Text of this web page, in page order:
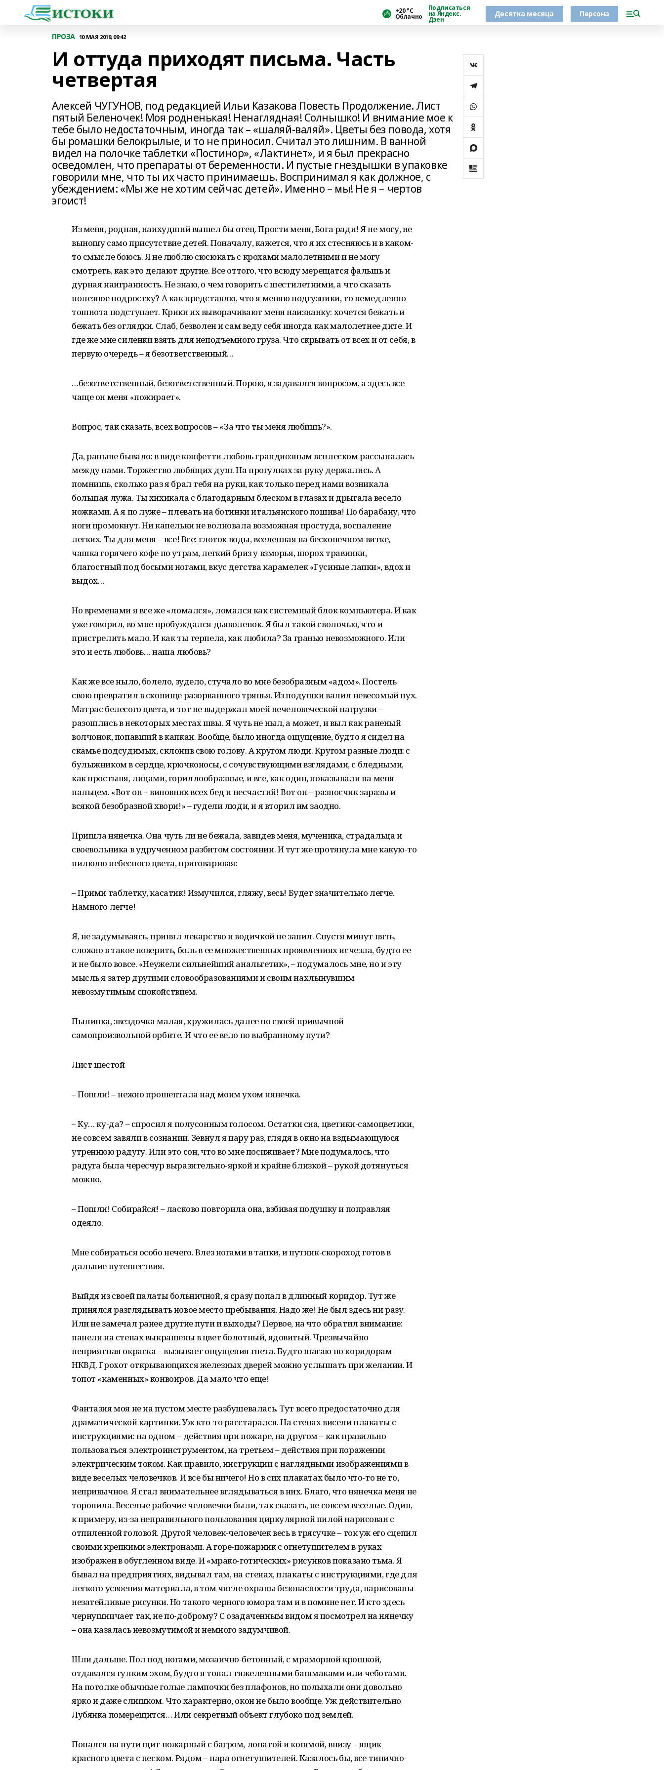
+20 °С
Облачно
Подписаться
на Яндекс.
Дзен
Десятка месяца Персона
ПРОЗА 10 МАЯ 2019, 09:42
И оттуда приходят письма. Часть
четвертая
Алексей ЧУГУНОВ, под редакцией Ильи Казакова Повесть Продолжение. Лист
пятый Беленочек! Моя родненькая! Ненаглядная! Солнышко! И внимание мое к
тебе было недостаточным, иногда так – «шаляй-валяй». Цветы без повода, хотя
бы ромашки белокрылые, и то не приносил. Считал это лишним. В ванной
видел на полочке таблетки «Постинор», «Лактинет», и я был прекрасно
осведомлен, что препараты от беременности. И пустые гнездышки в упаковке
говорили мне, что ты их часто принимаешь. Воспринимал я как должное, с
убеждением: «Мы же не хотим сейчас детей». Именно – мы! Не я – чертов
эгоист!
Из меня, родная, наихудший вышел бы отец. Прости меня, Бога ради! Я не могу, не
выношу само присутствие детей. Поначалу, кажется, что я их стесняюсь и в каком-
то смысле боюсь. Я не люблю сюсюкать с крохами малолетними и не могу
смотреть, как это делают другие. Все оттого, что всюду мерещатся фальшь и
дурная наигранность. Не знаю, о чем говорить с шестилетними, а что сказать
полезное подростку? А как представлю, что я меняю подгузники, то немедленно
тошнота подступает. Крики их выворачивают меня наизнанку: хочется бежать и
бежать без оглядки. Слаб, безволен и сам веду себя иногда как малолетнее дите. И
где же мне силенки взять для неподъемного груза. Что скрывать от всех и от себя, в
первую очередь – я безответственный…
…безответственный, безответственный. Порою, я задавался вопросом, а здесь все
чаще он меня «пожирает».
Вопрос, так сказать, всех вопросов – «За что ты меня любишь?».
Да, раньше бывало: в виде конфетти любовь грандиозным всплеском рассыпалась
между нами. Торжество любящих душ. На прогулках за руку держались. А
помнишь, сколько раз я брал тебя на руки, как только перед нами возникала
большая лужа. Ты хихикала с благодарным блеском в глазах и дрыгала весело
ножками. А я по луже – плевать на ботинки итальянского пошива! По барабану, что
ноги промокнут. Ни капельки не волновала возможная простуда, воспаление
легких. Ты для меня – все! Все: глоток воды, вселенная на бесконечном витке,
чашка горячего кофе по утрам, легкий бриз у взморья, шорох травинки,
благостный под босыми ногами, вкус детства карамелек «Гусиные лапки», вдох и
выдох…
Но временами я все же «ломался», ломался как системный блок компьютера. И как
уже говорил, во мне пробуждался дьяволенок. Я был такой сволочью, что и
пристрелить мало. И как ты терпела, как любила? За гранью невозможного. Или
это и есть любовь… наша любовь?
Как же все ныло, болело, зудело, стучало во мне безобразным «адом». Постель
свою превратил в скопище разорванного тряпья. Из подушки валил невесомый пух.
Матрас белесого цвета, и тот не выдержал моей нечеловеческой нагрузки –
разошлись в некоторых местах швы. Я чуть не ныл, а может, и выл как раненый
волчонок, попавший в капкан. Вообще, было иногда ощущение, будто я сидел на
скамье подсудимых, склонив свою голову. А кругом люди. Кругом разные люди: с
булыжником в сердце, крючконосы, с сочувствующими взглядами, с бледными,
как простыня, лицами, гориллообразные, и все, как один, показывали на меня
пальцем. «Вот он – виновник всех бед и несчастий! Вот он – разносчик заразы и
всякой безобразной хвори!» – гудели люди, и я вторил им заодно.
Пришла нянечка. Она чуть ли не бежала, завидев меня, мученика, страдальца и
своевольника в удрученном разбитом состоянии. И тут же протянула мне какую-то
пилюлю небесного цвета, приговаривая:
– Прими таблетку, касатик! Измучился, гляжу, весь! Будет значительно легче.
Намного легче!
Я, не задумываясь, принял лекарство и водичкой не запил. Спустя минут пять,
сложно в такое поверить, боль в ее множественных проявлениях исчезла, будто ее
и не было вовсе. «Неужели сильнейший анальгетик», – подумалось мне, но и эту
мысль я затер другими словообразованиями и своим нахлынувшим
невозмутимым спокойствием.
Пылинка, звездочка малая, кружилась далее по своей привычной
самопроизвольной орбите. И что ее вело по выбранному пути?
Лист шестой
– Пошли! – нежно прошептала над моим ухом нянечка.
– Ку… ку-да? – спросил я полусонным голосом. Остатки сна, цветики-самоцветики,
не совсем завяли в сознании. Зевнул я пару раз, глядя в окно на вздымающуюся
утреннюю радугу. Или это сон, что во мне посиживает? Мне подумалось, что
радуга была чересчур выразительно-яркой и крайне близкой – рукой дотянуться
можно.
– Пошли! Собирайся! – ласково повторила она, взбивая подушку и поправляя
одеяло.
Мне собираться особо нечего. Влез ногами в тапки, и путник-скороход готов в
дальние путешествия.
Выйдя из своей палаты больничной, я сразу попал в длинный коридор. Тут же
принялся разглядывать новое место пребывания. Надо же! Не был здесь ни разу.
Или не замечал ранее другие пути и выходы? Первое, на что обратил внимание:
панели на стенах выкрашены в цвет болотный, ядовитый. Чрезвычайно
неприятная окраска – вызывает ощущения гнета. Будто шагаю по коридорам
НКВД. Грохот открывающихся железных дверей можно услышать при желании. И
топот «каменных» конвоиров. Да мало что еще!
Фантазия моя не на пустом месте разбушевалась. Тут всего предостаточно для
драматической картинки. Уж кто-то расстарался. На стенах висели плакаты с
инструкциями: на одном – действия при пожаре, на другом – как правильно
пользоваться электроинструментом, на третьем – действия при поражении
электрическим током. Как правило, инструкции с наглядными изображениями в
виде веселых человечков. И все бы ничего! Но в сих плакатах было что-то не то,
непривычное. Я стал внимательнее вглядываться в них. Благо, что нянечка меня не
торопила. Веселые рабочие человечки были, так сказать, не совсем веселые. Один,
к примеру, из-за неправильного пользования циркулярной пилой нарисован с
отпиленной головой. Другой человек-человечек весь в трясучке – ток уж его сцепил
своими крепкими электронами. А горе-пожарник с огнетушителем в руках
изображен в обугленном виде. И «мрако-готических» рисунков показано тьма. Я
бывал на предприятиях, видывал там, на стенах, плакаты с инструкциями, где для
легкого усвоения материала, в том числе охраны безопасности труда, нарисованы
незатейливые рисунки. Но такого черного юмора там и в помине нет. И кто здесь
чернушничает так, не по-доброму? С озадаченным видом я посмотрел на нянечку
– она казалась невозмутимой и немного задумчивой.
Шли дальше. Пол под ногами, мозаично-бетонный, с мраморной крошкой,
отдавался гулким эхом, будто я топал тяжеленными башмаками или чеботами.
На потолке обычные голые лампочки без плафонов, но полыхали они довольно
ярко и даже слишком. Что характерно, окон не было вообще. Уж действительно
Лубянка померещится… Или секретный объект глубоко под землей.
Попался на пути щит пожарный с багром, лопатой и кошмой, внизу – ящик
красного цвета с песком. Рядом – пара огнетушителей. Казалось бы, все типично-